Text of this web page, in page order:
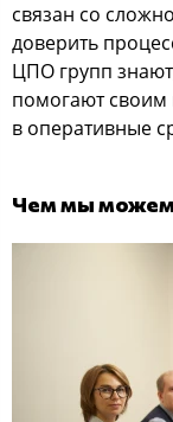
связан со
доверить
ЦПО групп
помогают своим
в оперативные
Чем мы